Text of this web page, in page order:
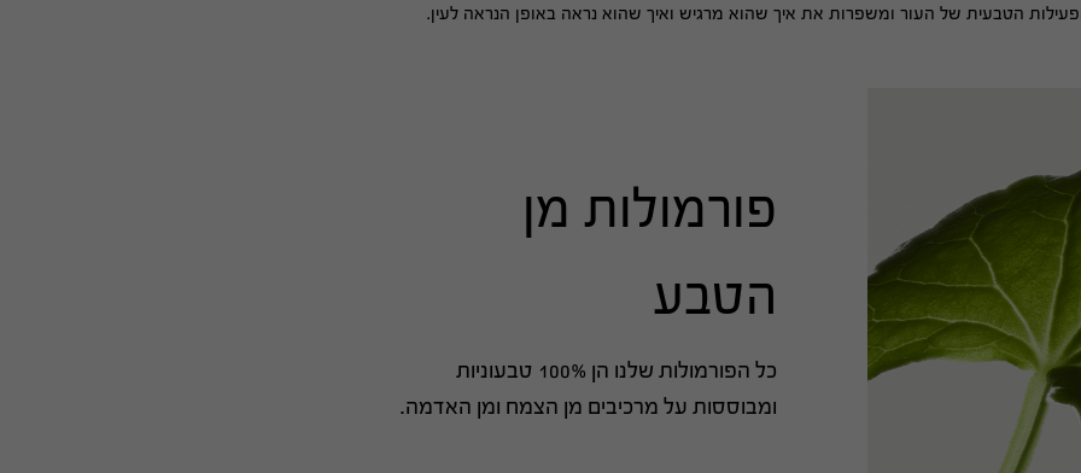
הטבעית של העור ומשפרות את איך שהוא מרגיש ואיך שהוא נראה באופן הנראה לעין.
פורמולות מן
הטבע
כל הפורמולות שלנו הן 100% טבעוניות
ומבוססות על מרכיבים מן הצמח ומן האדמה.